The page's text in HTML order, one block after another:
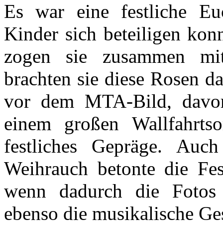
Es war eine festliche
Kinder sich beteiligen
zogen sie zusammen
brachten sie diese Rosen
vor dem MTA-Bild,
einem großen
festliches Gepräge.
Weihrauch betonte die
wenn dadurch die
ebenso die musikalische